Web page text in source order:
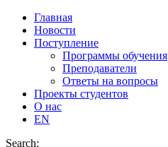
Главная
Новости
Поступление
Программы обучения
Преподаватели
Ответы на вопросы
Проекты студентов
О нас
EN
Search: